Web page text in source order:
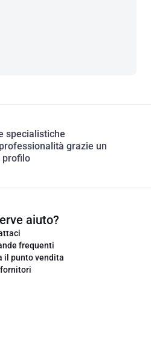
specialistiche
grazie un
profilo
aiuto?
frequenti
il punto vendita